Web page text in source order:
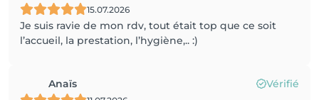
15.07.2026
Je suis ravie de mon rdv, tout était top que ce soit
l’accueil, la prestation, l’hygiène,.. :)
Anaïs Vérifié